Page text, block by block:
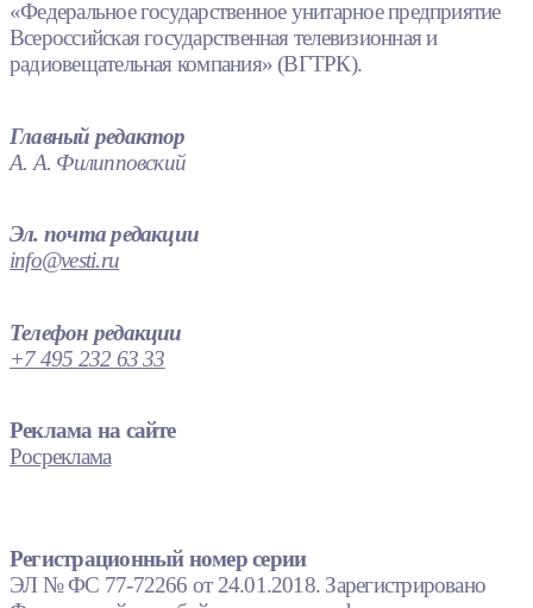
«Федеральное государственное унитарное предприятие
Всероссийская государственная телевизионная и
радиовещательная компания» (ВГТРК).
Главный редактор
А. А. Филипповский
Эл. почта редакции
info@vesti.ru
Телефон редакции
+7 495 232 63 33
Реклама на сайте
Росреклама
Регистрационный номер серии
ЭЛ № ФС 77-72266 от 24.01.2018. Зарегистрировано